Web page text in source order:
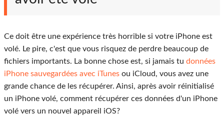
Ce doit être une expérience très horrible si votre iPhone est
volé. Le pire, c'est que vous risquez de perdre beaucoup de
fichiers importants. La bonne chose est, si jamais tu données
iPhone sauvegardées avec iTunes ou iCloud, vous avez une
grande chance de les récupérer. Ainsi, après avoir réinitialisé
un iPhone volé, comment récupérer ces données d'un iPhone
volé vers un nouvel appareil iOS?